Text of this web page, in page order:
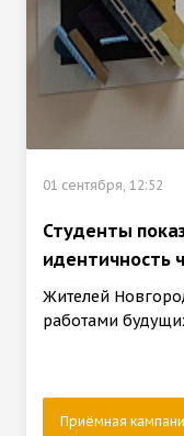
01 сентября, 12:52
Студенты
идентичность
Жителей
работами
Приёмная